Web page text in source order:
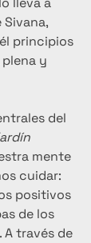
principios
y
del
mente
cuidar:
positivos
de los
través de